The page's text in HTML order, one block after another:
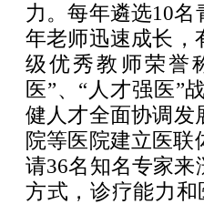
力。每年遴选10
年老师迅速成长，
级优秀教师荣誉
医”、“人才强医”
健人才全面协调发
院等医院建立医联
请36名知名专家
方式，诊疗能力